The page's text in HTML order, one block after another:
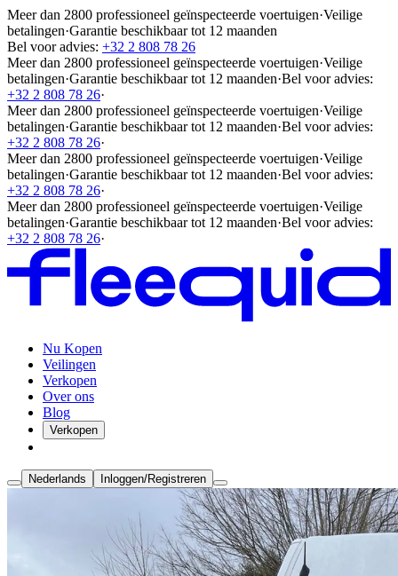
Meer dan 2800 professioneel geïnspecteerde voertuigen·Veilige
betalingen·Garantie beschikbaar tot 12 maanden
Bel voor advies: +32 2 808 78 26
Meer dan 2800 professioneel geïnspecteerde voertuigen·Veilige
betalingen·Garantie beschikbaar tot 12 maanden·Bel voor advies:
+32 2 808 78 26·
Meer dan 2800 professioneel geïnspecteerde voertuigen·Veilige
betalingen·Garantie beschikbaar tot 12 maanden·Bel voor advies:
+32 2 808 78 26·
Meer dan 2800 professioneel geïnspecteerde voertuigen·Veilige
betalingen·Garantie beschikbaar tot 12 maanden·Bel voor advies:
+32 2 808 78 26·
Meer dan 2800 professioneel geïnspecteerde voertuigen·Veilige
betalingen·Garantie beschikbaar tot 12 maanden·Bel voor advies:
+32 2 808 78 26·
Nu Kopen
Veilingen
Verkopen
Over ons
Blog
Verkopen
Nederlands Inloggen/Registreren